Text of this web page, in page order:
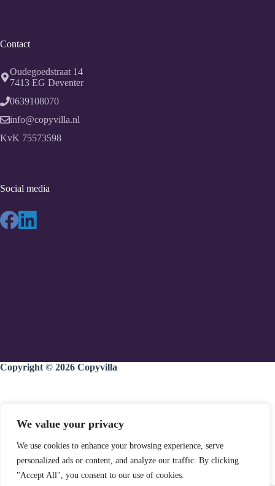
We value your privacy
We use cookies to enhance your browsing experience, serve
personalized ads or content, and analyze our traffic. By clicking
"Accept All", you consent to our use of cookies.
Contact
Oudegoedstraat 14
7413 EG Deventer
0639108070
info@copyvilla.nl
KvK 75573598
Social media
Copyright © 2026 Copyvilla
Diensten
Team